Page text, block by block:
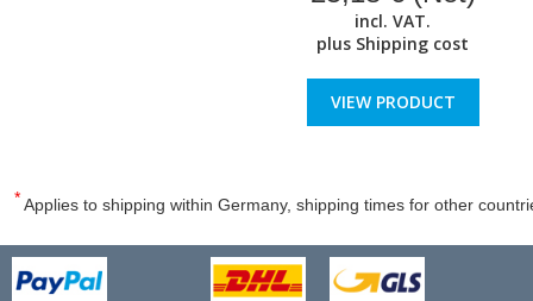
incl. VAT.
plus Shipping cost
VIEW PRODUCT
*Applies to shipping within Germany, shipping times for other